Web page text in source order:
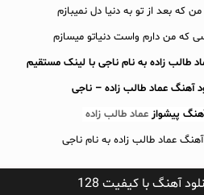
که بعد از تو به دنیا دل نمیبازم
که من دارم واست دنیاتو میسازم
طالب زاده به نام ناجی با لینک مستقیم
آهنگ عماد طالب زاده – ناجی
پیشواز عماد طالب زاده
آهنگ عماد طالب زاده به نام ناجی
آهنگ با کیفیت 128